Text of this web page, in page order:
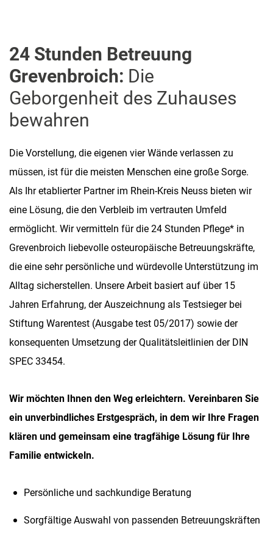
24 Stunden Betreuung
Grevenbroich: Die
Geborgenheit des Zuhauses
bewahren
Die Vorstellung, die eigenen vier Wände verlassen zu
müssen, ist für die meisten Menschen eine große Sorge.
Als Ihr etablierter Partner im Rhein-Kreis Neuss bieten wir
eine Lösung, die den Verbleib im vertrauten Umfeld
ermöglicht. Wir vermitteln für die 24 Stunden Pflege* in
Grevenbroich liebevolle osteuropäische Betreuungskräfte,
die eine sehr persönliche und würdevolle Unterstützung im
Alltag sicherstellen. Unsere Arbeit basiert auf über 15
Jahren Erfahrung, der Auszeichnung als Testsieger bei
Stiftung Warentest (Ausgabe test 05/2017) sowie der
konsequenten Umsetzung der Qualitätsleitlinien der DIN
SPEC 33454.
Wir möchten Ihnen den Weg erleichtern. Vereinbaren Sie
ein unverbindliches Erstgespräch, in dem wir Ihre Fragen
klären und gemeinsam eine tragfähige Lösung für Ihre
Familie entwickeln.
Persönliche und sachkundige Beratung
Sorgfältige Auswahl von passenden Betreuungskräften